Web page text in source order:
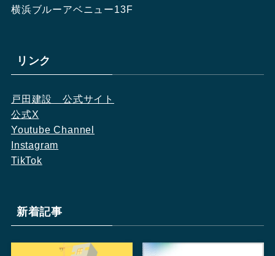
横浜ブルーアベニュー13F
リンク
戸田建設　公式サイト
公式X
Youtube Channel
Instagram
TikTok
新着記事